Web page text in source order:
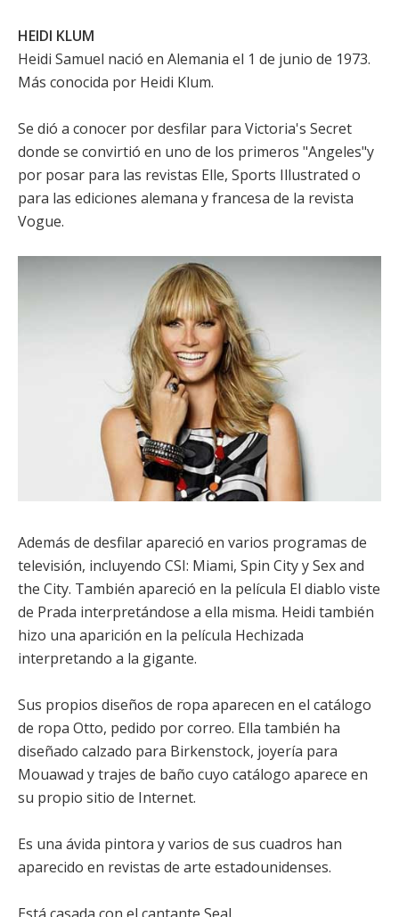
HEIDI KLUM
Heidi Samuel nació en Alemania el 1 de junio de 1973.
Más conocida por Heidi Klum.
Se dió a conocer por desfilar para Victoria's Secret
donde se convirtió en uno de los primeros "Angeles"y
por posar para las revistas Elle, Sports Illustrated o
para las ediciones alemana y francesa de la revista
Vogue.
Además de desfilar apareció en varios programas de
televisión, incluyendo CSI: Miami, Spin City y Sex and
the City. También apareció en la película El diablo viste
de Prada interpretándose a ella misma. Heidi también
hizo una aparición en la película Hechizada
interpretando a la gigante.
Sus propios diseños de ropa aparecen en el catálogo
de ropa Otto, pedido por correo. Ella también ha
diseñado calzado para Birkenstock, joyería para
Mouawad y trajes de baño cuyo catálogo aparece en
su propio sitio de Internet.
Es una ávida pintora y varios de sus cuadros han
aparecido en revistas de arte estadounidenses.
Está casada con el cantante Seal